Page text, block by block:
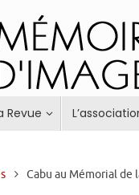
Revue
Cabu au Mémorial de